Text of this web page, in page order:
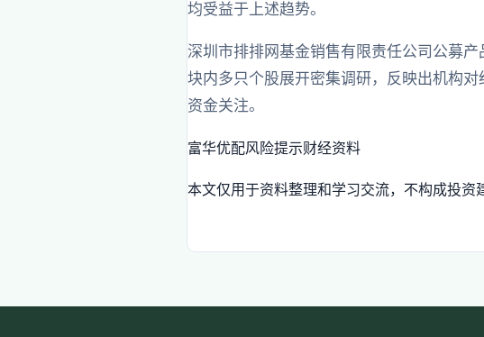
均受益于上述趋势。
深圳市排排网基金销售有限责任公司公募
块内多只个股展开密集调研，反映出机构
资金关注。
富华优配风险提示财经资料
本文仅用于资料整理和学习交流，不构成投资